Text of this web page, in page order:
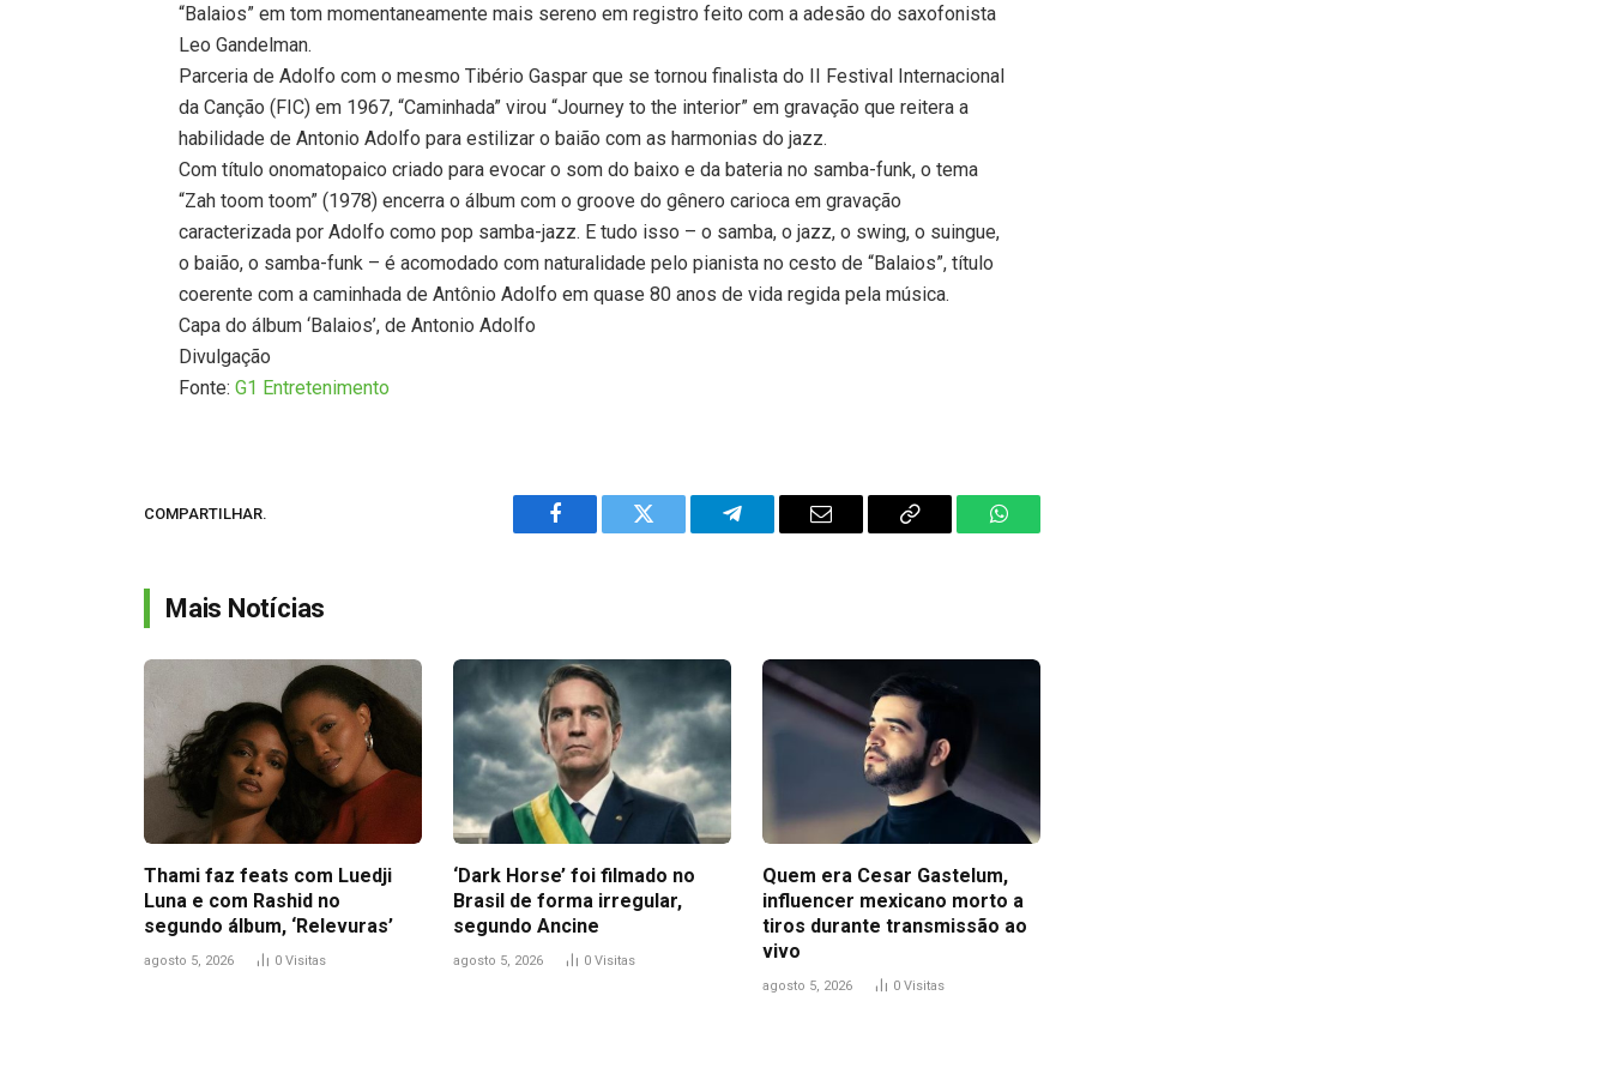
“Balaios” em tom momentaneamente mais sereno em registro feito com a adesão do saxofonista
Leo Gandelman.
Parceria de Adolfo com o mesmo Tibério Gaspar que se tornou finalista do II Festival Internacional
da Canção (FIC) em 1967, “Caminhada” virou “Journey to the interior” em gravação que reitera a
habilidade de Antonio Adolfo para estilizar o baião com as harmonias do jazz.
Com título onomatopaico criado para evocar o som do baixo e da bateria no samba-funk, o tema
“Zah toom toom” (1978) encerra o álbum com o groove do gênero carioca em gravação
caracterizada por Adolfo como pop samba-jazz. E tudo isso – o samba, o jazz, o swing, o suingue,
o baião, o samba-funk – é acomodado com naturalidade pelo pianista no cesto de “Balaios”, título
coerente com a caminhada de Antônio Adolfo em quase 80 anos de vida regida pela música.
Capa do álbum ‘Balaios’, de Antonio Adolfo
Divulgação
Fonte:G1 Entretenimento
COMPARTILHAR.
Facebook Twitter Telegram Email
Copy
WhatsApp
Mais Notícias
Thami faz feats com Luedji
Luna e com Rashid no
segundo álbum, ‘Relevuras’
agosto 5, 2026 0 Visitas
‘Dark Horse’ foi filmado no
Brasil de forma irregular,
segundo Ancine
agosto 5, 2026 0 Visitas
Quem era Cesar Gastelum,
influencer mexicano morto a
tiros durante transmissão ao
vivo
agosto 5, 2026 0 Visitas